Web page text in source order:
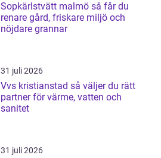
Sopkärlstvätt malmö så får du
renare gård, friskare miljö och
nöjdare grannar
31 juli 2026
Vvs kristianstad så väljer du rätt
partner för värme, vatten och
sanitet
31 juli 2026